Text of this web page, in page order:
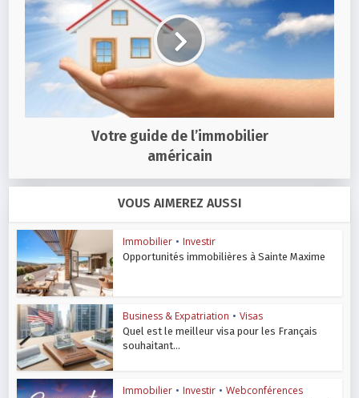
Votre guide de l’immobilier
américain
VOUS AIMEREZ AUSSI
Immobilier • Investir
Opportunités immobilières à Sainte Maxime
Business & Expatriation • Visas
Quel est le meilleur visa pour les Français
souhaitant...
Immobilier • Investir • Webconférences